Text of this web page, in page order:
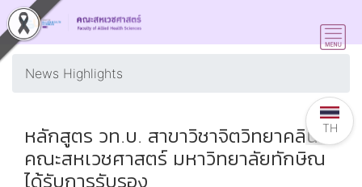
News Highlights
หลักสูตร วท.บ. สาขาวิชาจิตวิทยาคลินิก
คณะสหเวชศาสตร์ มหาวิทยาลัยทักษิณ
ได้รับการรับรอง
TH